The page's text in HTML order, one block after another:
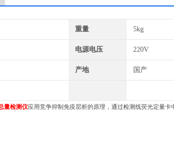
重量 5kg
电源电压 220V
产地 国产
量检测仪应用竞争抑制免疫层析的原理，通过检测线荧光定量